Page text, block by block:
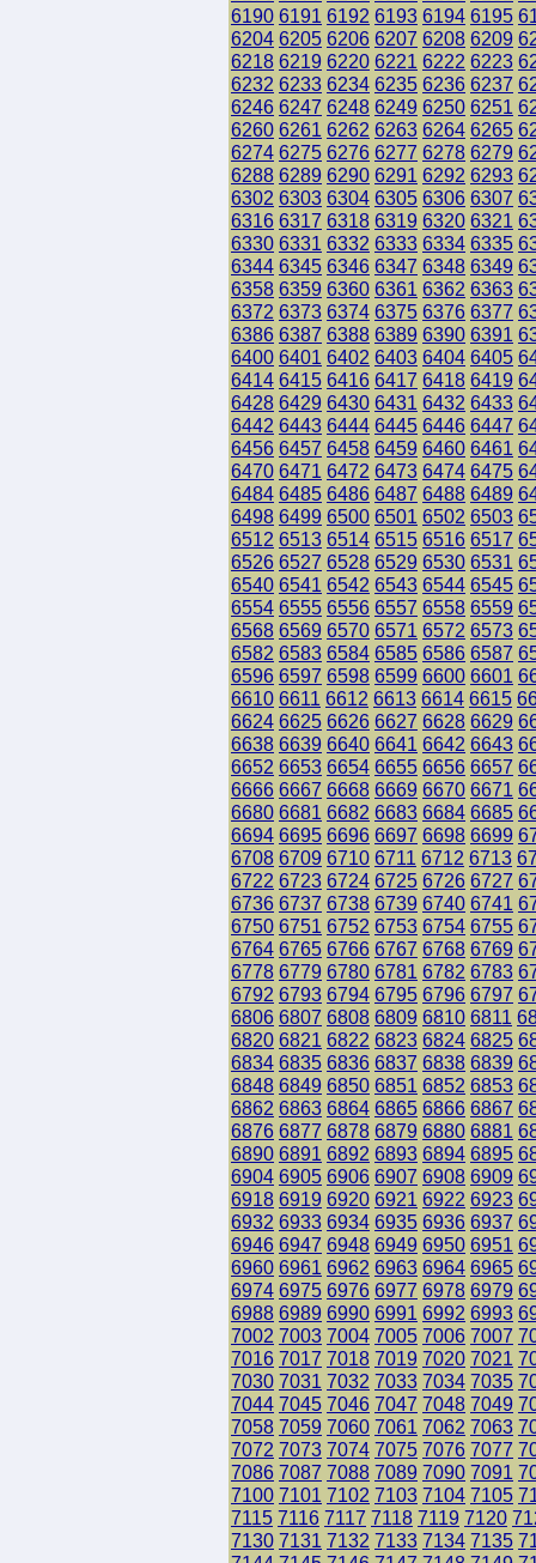
6190 6191 6192 6193 6194 6195
6204 6205 6206 6207 6208 6209
6218 6219 6220 6221 6222 6223
6232 6233 6234 6235 6236 6237
6246 6247 6248 6249 6250 6251
6260 6261 6262 6263 6264 6265
6274 6275 6276 6277 6278 6279
6288 6289 6290 6291 6292 6293
6302 6303 6304 6305 6306 6307
6316 6317 6318 6319 6320 6321
6330 6331 6332 6333 6334 6335
6344 6345 6346 6347 6348 6349
6358 6359 6360 6361 6362 6363
6372 6373 6374 6375 6376 6377
6386 6387 6388 6389 6390 6391
6400 6401 6402 6403 6404 6405
6414 6415 6416 6417 6418 6419
6428 6429 6430 6431 6432 6433
6442 6443 6444 6445 6446 6447
6456 6457 6458 6459 6460 6461
6470 6471 6472 6473 6474 6475
6484 6485 6486 6487 6488 6489
6498 6499 6500 6501 6502 6503
6512 6513 6514 6515 6516 6517
6526 6527 6528 6529 6530 6531
6540 6541 6542 6543 6544 6545
6554 6555 6556 6557 6558 6559
6568 6569 6570 6571 6572 6573
6582 6583 6584 6585 6586 6587
6596 6597 6598 6599 6600 6601
6610 6611 6612 6613 6614 6615
6624 6625 6626 6627 6628 6629
6638 6639 6640 6641 6642 6643
6652 6653 6654 6655 6656 6657
6666 6667 6668 6669 6670 6671
6680 6681 6682 6683 6684 6685
6694 6695 6696 6697 6698 6699
6708 6709 6710 6711 6712 6713
6722 6723 6724 6725 6726 6727
6736 6737 6738 6739 6740 6741
6750 6751 6752 6753 6754 6755
6764 6765 6766 6767 6768 6769
6778 6779 6780 6781 6782 6783
6792 6793 6794 6795 6796 6797
6806 6807 6808 6809 6810 6811
6820 6821 6822 6823 6824 6825
6834 6835 6836 6837 6838 6839
6848 6849 6850 6851 6852 6853
6862 6863 6864 6865 6866 6867
6876 6877 6878 6879 6880 6881
6890 6891 6892 6893 6894 6895
6904 6905 6906 6907 6908 6909
6918 6919 6920 6921 6922 6923
6932 6933 6934 6935 6936 6937
6946 6947 6948 6949 6950 6951
6960 6961 6962 6963 6964 6965
6974 6975 6976 6977 6978 6979
6988 6989 6990 6991 6992 6993
7002 7003 7004 7005 7006 7007
7016 7017 7018 7019 7020 7021
7030 7031 7032 7033 7034 7035
7044 7045 7046 7047 7048 7049
7058 7059 7060 7061 7062 7063
7072 7073 7074 7075 7076 7077
7086 7087 7088 7089 7090 7091
7100 7101 7102 7103 7104 7105
7115 7116 7117 7118 7119 7120
7130 7131 7132 7133 7134 7135